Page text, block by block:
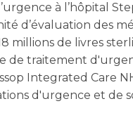
à l’hôpital
d’évaluation des
18 millions de livres
de traitement
Integrated Care
d'urgence et de